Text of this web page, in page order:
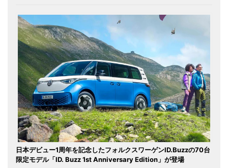
日本デビュー1周年を記念したフォルクスワーゲンID.Buzzの70台
限定モデル「ID. Buzz 1st Anniversary Edition」が登場